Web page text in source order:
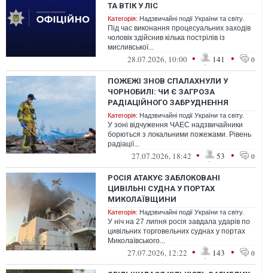
ТА ВТІК У ЛІС
Категорія: Надзвичайні події України та світу.
Під час виконання процесуальних заходів
чоловік здійснив кілька пострілів із
мисливської...
28.07.2026, 10:00 • 141 • 0
ПОЖЕЖІ ЗНОВ СПАЛАХНУЛИ У
ЧОРНОБИЛІ: ЧИ Є ЗАГРОЗА
РАДІАЦІЙНОГО ЗАБРУДНЕННЯ
Категорія: Надзвичайні події України та світу.
У зоні відчуження ЧАЕС надзвичайники
борються з локальними пожежами. Рівень
радіації...
27.07.2026, 18:42 • 53 • 0
РОСІЯ АТАКУЄ ЗАБЛОКОВАНІ
ЦИВІЛЬНІ СУДНА У ПОРТАХ
МИКОЛАЇВЩИНИ
Категорія: Надзвичайні події України та світу.
У ніч на 27 липня росія завдала ударів по
цивільних торговельних суднах у портах
Миколаївського...
27.07.2026, 12:22 • 143 • 0